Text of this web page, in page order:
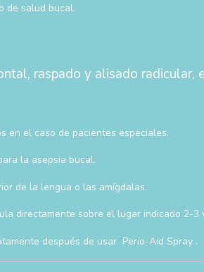
de salud bucal.
raspado y alisado radicular,
en el caso de pacientes especiales.
la asepsia bucal.
de la lengua o las amígdalas.
directamente sobre el lugar indicado 2-
después de usar Perio-Aid Spray .